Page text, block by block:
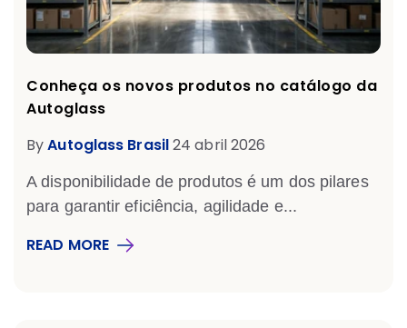
Conheça os novos produtos no catálogo da
Autoglass
ByAutoglass Brasil24 abril 2026
A disponibilidade de produtos é um dos pilares
para garantir eficiência, agilidade e...
READ MORE